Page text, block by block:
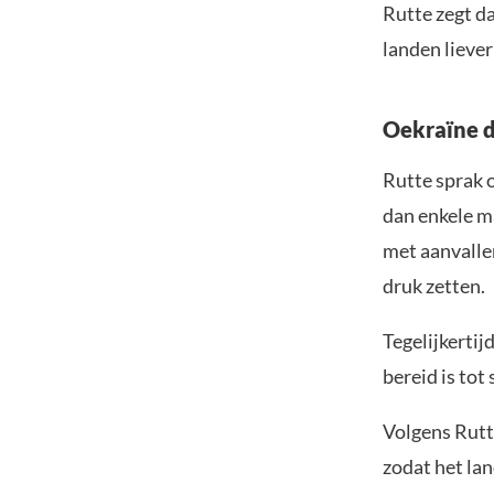
Rutte zegt
landen
Oekraïne
Rutte sprak
dan enkele
met
druk zetten.
bereid is tot
Volgens
zodat het